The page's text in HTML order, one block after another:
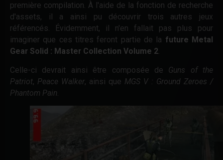
première compilation. À l'aide de la fonction de recherche
d'assets, il a ainsi pu découvrir trois autres jeux
référencés. Évidemment, il n'en fallait pas plus pour
imaginer que ces titres feront partie de la future Metal
Gear Solid : Master Collection Volume 2.
Celle-ci devrait ainsi être composée de Guns of the
Patriot, Peace Walker, ainsi que MGS V : Ground Zeroes /
Phantom Pain